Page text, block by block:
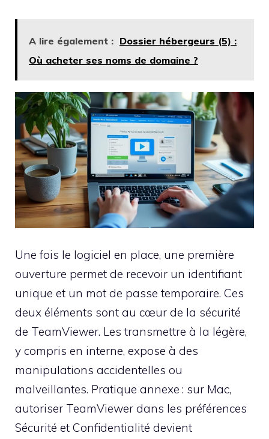
A lire également : Dossier hébergeurs (5) :
Où acheter ses noms de domaine ?
Une fois le logiciel en place, une première
ouverture permet de recevoir un identifiant
unique et un mot de passe temporaire. Ces
deux éléments sont au cœur de la sécurité
de TeamViewer. Les transmettre à la légère,
y compris en interne, expose à des
manipulations accidentelles ou
malveillantes. Pratique annexe : sur Mac,
autoriser TeamViewer dans les préférences
Sécurité et Confidentialité devient